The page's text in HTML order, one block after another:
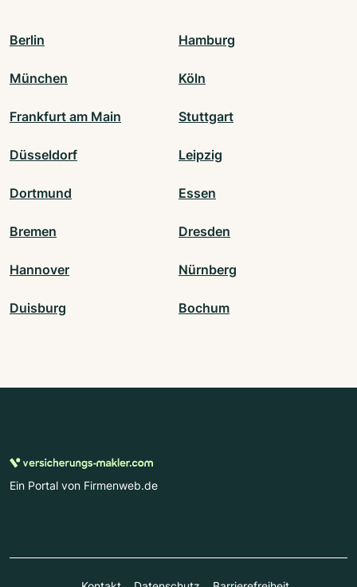
Berlin Hamburg
München Köln
Frankfurt am Main Stuttgart
Düsseldorf Leipzig
Dortmund Essen
Bremen Dresden
Hannover Nürnberg
Duisburg Bochum
Ein Portal von Firmenweb.de